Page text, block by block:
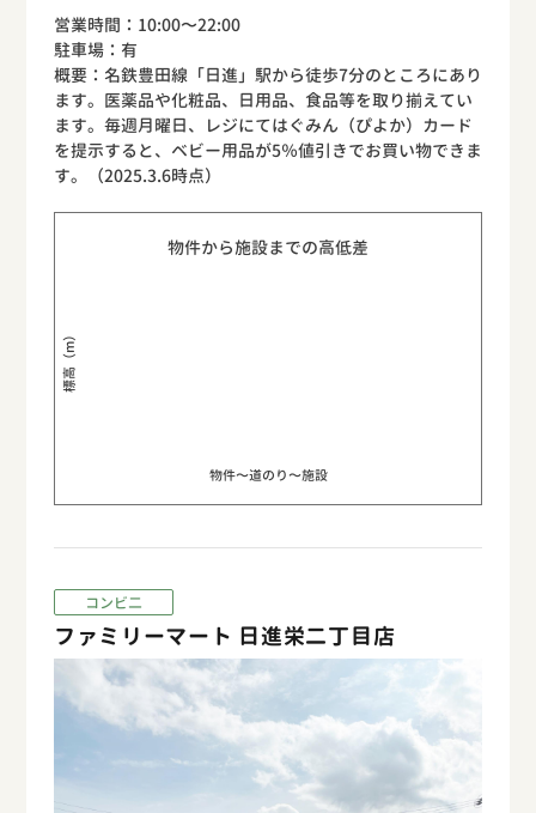
営業時間：10:00〜22:00
駐車場：有
概要：名鉄豊田線「日進」駅から徒歩7分のところにあり
ます。医薬品や化粧品、日用品、食品等を取り揃えてい
ます。毎週月曜日、レジにてはぐみん（ぴよか）カード
を提示すると、ベビー用品が5％値引きでお買い物できま
す。（2025.3.6時点）
物件から施設までの高低差
標高（m）
物件〜道のり〜施設
コンビ二
ファミリーマート 日進栄二丁目店